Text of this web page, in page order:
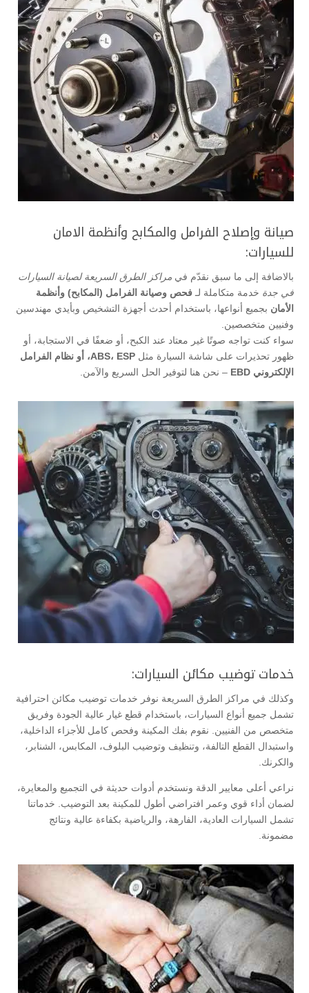
صيانة وإصلاح الفرامل والمكابح وأنظمة الامان
للسيارات:
بالاضافة إلى ما سبق نقدّم في مراكز الطرق السريعة لصيانة السيارات
في جدة خدمة متكاملة لـ فحص وصيانة الفرامل (المكابح) وأنظمة
الأمان بجميع أنواعها، باستخدام أحدث أجهزة التشخيص وبأيدي مهندسين
وفنيين متخصصين.
سواء كنت تواجه صوتًا غير معتاد عند الكبح، أو ضعفًا في الاستجابة، أو
ظهور تحذيرات على شاشة السيارة مثل
ABS، ESP، أو نظام الفرامل
الإلكتروني EBD
– نحن هنا لتوفير الحل السريع والآمن.
خدمات توضيب مكائن السيارات:
وكذلك في مراكز الطرق السريعة نوفر خدمات توضيب مكائن احترافية
تشمل جميع أنواع السيارات، باستخدام قطع غيار عالية الجودة وفريق
متخصص من الفنيين. نقوم بفك المكينة وفحص كامل للأجزاء الداخلية،
واستبدال القطع التالفة، وتنظيف وتوضيب البلوف، المكابس، الشنابر،
والكرنك.
نراعي أعلى معايير الدقة ونستخدم أدوات حديثة في التجميع والمعايرة،
لضمان أداء قوي وعمر افتراضي أطول للمكينة بعد التوضيب. خدماتنا
تشمل السيارات العادية، الفارهة، والرياضية بكفاءة عالية ونتائج
مضمونة.